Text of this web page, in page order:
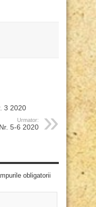
3 2020
Urmator:
5-6 2020
obligatorii